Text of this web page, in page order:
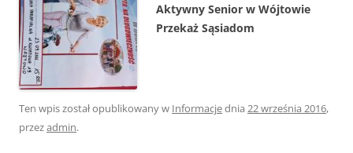
Aktywny Senior w Wójtowie
Przekaż Sąsiadom
Ten wpis został opublikowany w Informacjednia 22 września 2016,
przezadmin.